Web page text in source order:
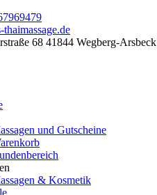
68 41844 Wegberg-Arsbeck
und Gutscheine
& Kosmetik